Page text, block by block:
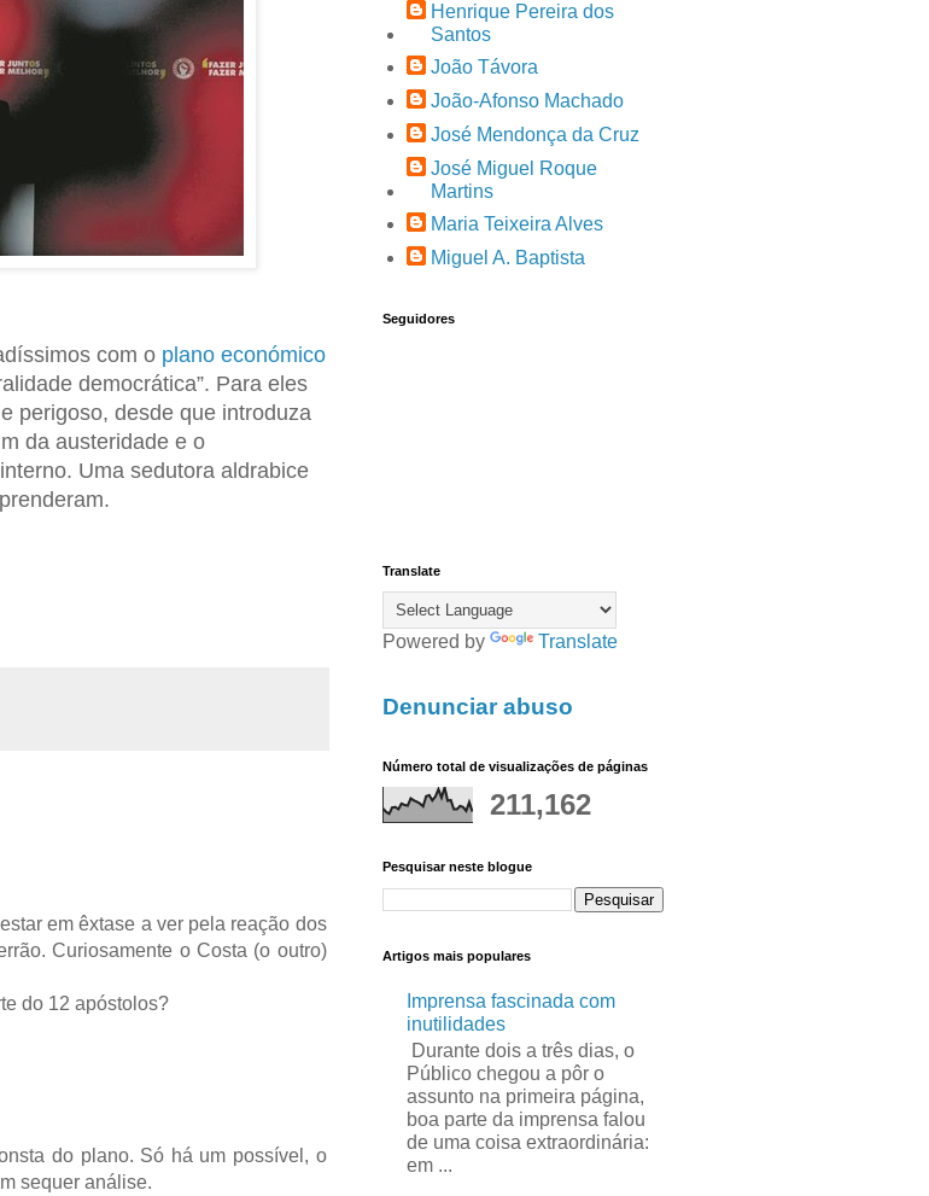
com o plano económico
democrática”. Para eles
perigoso, desde que introduza
da austeridade e o
Uma sedutora aldrabice
em êxtase a ver pela reação dos
Curiosamente o Costa (o outro)
do 12 apóstolos?
do plano. Só há um possível, o
sequer análise.
Henrique Pereira dos
Santos
João Távora
João-Afonso Machado
José Mendonça da Cruz
José Miguel Roque
Martins
Maria Teixeira Alves
Miguel A. Baptista
Seguidores
Translate
Powered by Translate
Denunciar abuso
Número total de visualizações de páginas
211,162
Pesquisar neste blogue
Artigos mais populares
Imprensa fascinada com
inutilidades
Durante dois a três dias, o
Público chegou a pôr o
assunto na primeira página,
boa parte da imprensa falou
de uma coisa extraordinária:
em ...